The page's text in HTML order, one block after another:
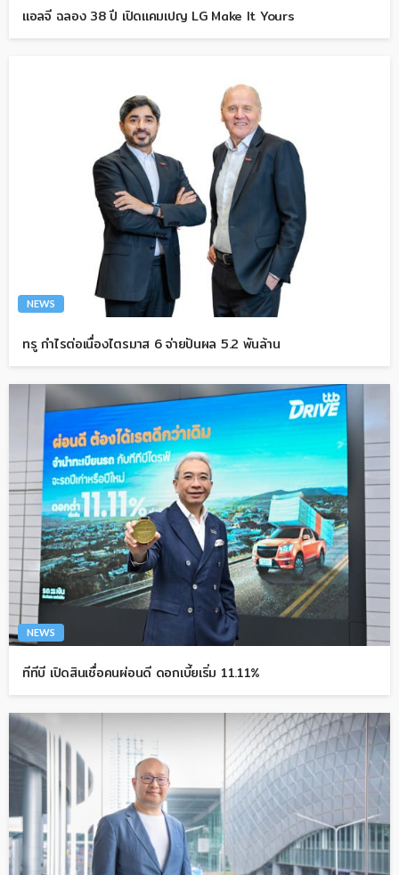
แอลจี ฉลอง 38 ปี เปิดแคมเปญ LG Make It Yours
NEWS
ทรู กำไรต่อเนื่องไตรมาส 6 จ่ายปันผล 5.2 พันล้าน
NEWS
ทีทีบี เปิดสินเชื่อคนผ่อนดี ดอกเบี้ยเริ่ม 11.11%